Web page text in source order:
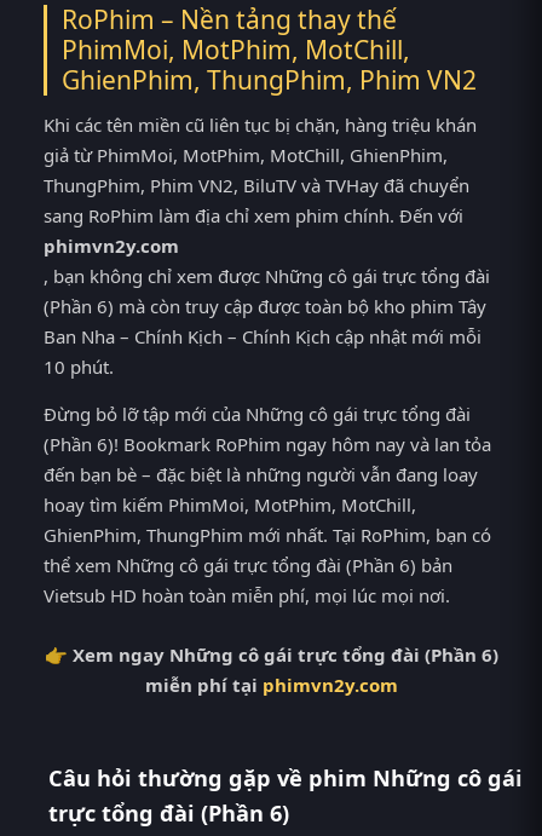
RoPhim – Nền tảng thay thế
PhimMoi, MotPhim, MotChill,
GhienPhim, ThungPhim, Phim VN2
Khi các tên miền cũ liên tục bị chặn, hàng triệu khán
giả từ PhimMoi, MotPhim, MotChill, GhienPhim,
ThungPhim, Phim VN2, BiluTV và TVHay đã chuyển
sang RoPhim làm địa chỉ xem phim chính. Đến với
phimvn2y.com
, bạn không chỉ xem được Những cô gái trực tổng đài
(Phần 6) mà còn truy cập được toàn bộ kho phim Tây
Ban Nha – Chính Kịch – Chính Kịch cập nhật mới mỗi
10 phút.
Đừng bỏ lỡ tập mới của Những cô gái trực tổng đài
(Phần 6)! Bookmark RoPhim ngay hôm nay và lan tỏa
đến bạn bè – đặc biệt là những người vẫn đang loay
hoay tìm kiếm PhimMoi, MotPhim, MotChill,
GhienPhim, ThungPhim mới nhất. Tại RoPhim, bạn có
thể xem Những cô gái trực tổng đài (Phần 6) bản
Vietsub HD hoàn toàn miễn phí, mọi lúc mọi nơi.
👉 Xem ngay Những cô gái trực tổng đài (Phần 6)
miễn phí tại phimvn2y.com
Câu hỏi thường gặp về phim Những cô gái
trực tổng đài (Phần 6)